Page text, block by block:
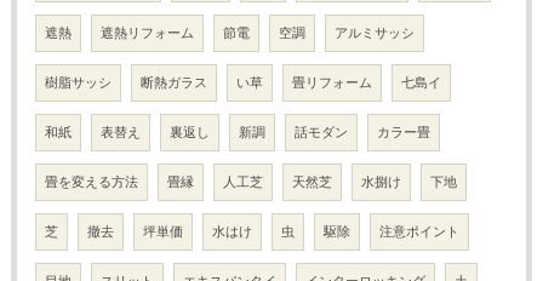
遮熱 遮熱リフォーム 節電 空調 アルミサッシ
樹脂サッシ 断熱ガラス い草 畳リフォーム 七島イ
和紙 表替え 裏返し 新調 話モダン カラー畳
畳を変える方法 畳縁 人工芝 天然芝 水捌け 下地
芝 撤去 坪単価 水はけ 虫 駆除 注意ポイント